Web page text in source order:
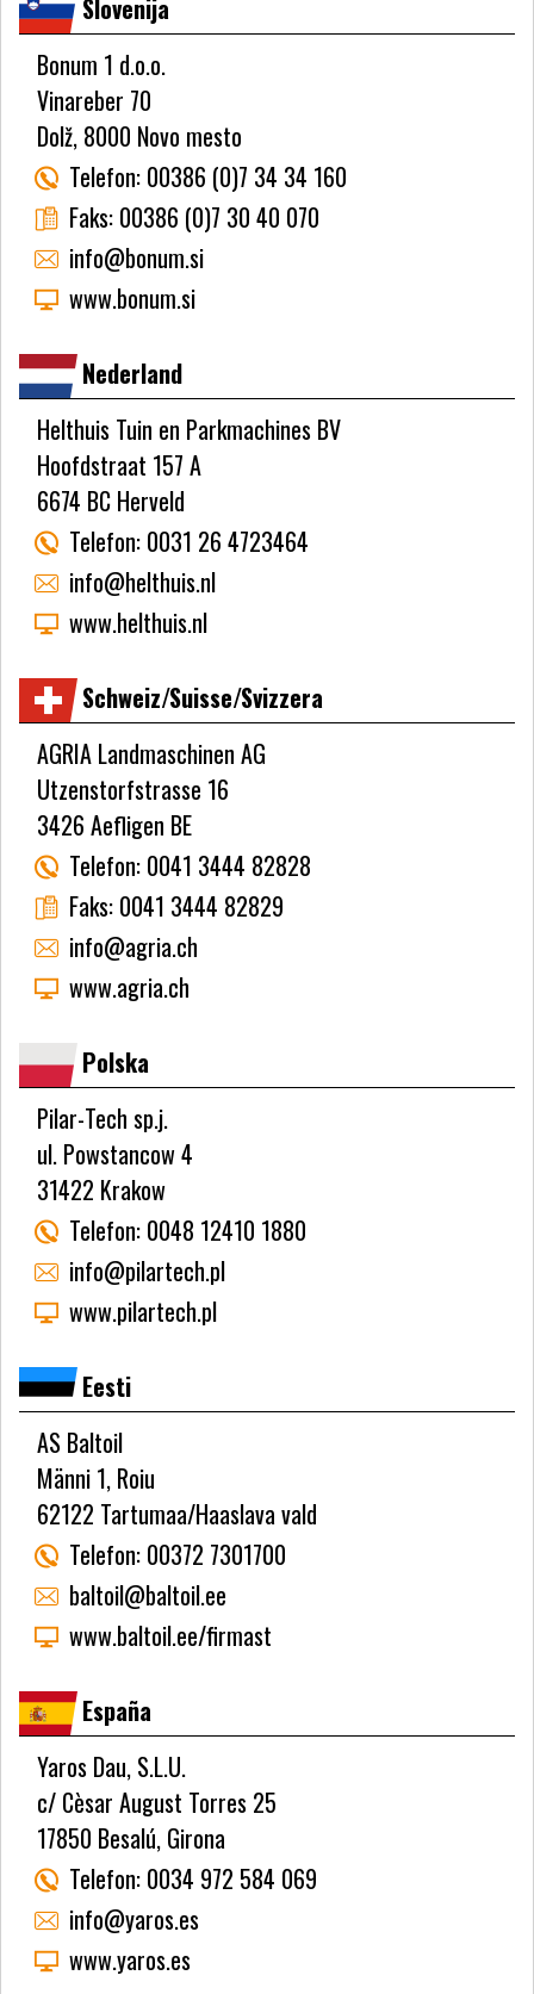
Slovenija
Bonum 1 d.o.o.
Vinareber 70
Dolž, 8000 Novo mesto
Telefon: 00386 (0)7 34 34 160
Faks: 00386 (0)7 30 40 070
info@bonum.si
www.bonum.si
Nederland
Helthuis Tuin en Parkmachines BV
Hoofdstraat 157 A
6674 BC Herveld
Telefon: 0031 26 4723464
info@helthuis.nl
www.helthuis.nl
Schweiz/Suisse/Svizzera
AGRIA Landmaschinen AG
Utzenstorfstrasse 16
3426 Aefligen BE
Telefon: 0041 3444 82828
Faks: 0041 3444 82829
info@agria.ch
www.agria.ch
Polska
Pilar-Tech sp.j.
ul. Powstancow 4
31422 Krakow
Telefon: 0048 12410 1880
info@pilartech.pl
www.pilartech.pl
Eesti
AS Baltoil
Männi 1, Roiu
62122 Tartumaa/Haaslava vald
Telefon: 00372 7301700
baltoil@baltoil.ee
www.baltoil.ee/firmast
España
Yaros Dau, S.L.U.
c/ Cèsar August Torres 25
17850 Besalú, Girona
Telefon: 0034 972 584 069
info@yaros.es
www.yaros.es